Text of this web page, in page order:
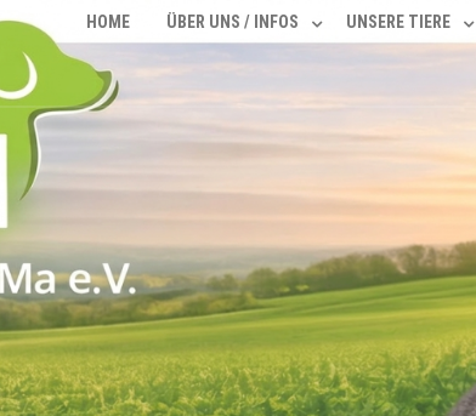
HOME ÜBER UNS / INFOS UNSERE TIERE